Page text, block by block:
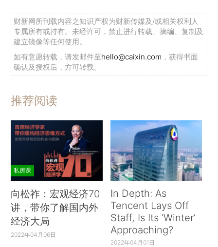
财新网所刊载内容之知识产权为财新传媒及/或相关权利人
专属所有或持有。未经许可，禁止进行转载、摘编、复制及
建立镜像等任何使用。
如有意愿转载，请发邮件至hello@caixin.com ，获得书面
确认及授权后，方可转载。
推荐阅读
私房课
向松祚：宏观经济70
讲，带你了解国内外
经济大局
2022年04月06日
In Depth: As
Tencent Lays Off
Staff, Is Its ‘Winter’
Approaching?
2022年04月01日